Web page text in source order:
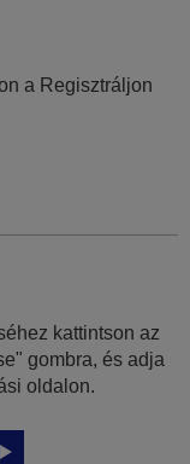
a Regisztráljon
kattintson az
gombra, és adja
oldalon.